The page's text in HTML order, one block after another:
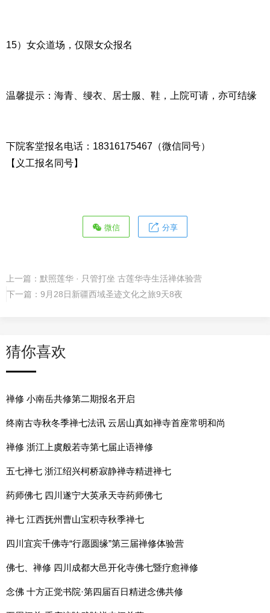
15）女众道场，仅限女众报名
温馨提示：海青、缦衣、居士服、鞋，上院可请，亦可结缘
下院客堂报名电话：18316175467（微信同号）
【义工报名同号】
微信 分享
上一篇： 默照莲华 · 只管打坐 古莲华寺生活禅体验营
下一篇： 9月28日新疆西域圣迹文化之旅9天8夜
猜你喜欢
禅修 小南岳共修第二期报名开启
终南古寺秋冬季禅七法讯 云居山真如禅寺首座常明和尚
禅修 浙江上虞般若寺第七届止语禅修
五七禅七 浙江绍兴柯桥寂静禅寺精进禅七
药师佛七 四川遂宁大英承天寺药师佛七
禅七 江西抚州曹山宝积寺秋季禅七
四川宜宾千佛寺“行愿圆缘”第三届禅修体验营
佛七、禅修 四川成都大邑开化寺佛七暨疗愈禅修
念佛 十方正觉书院·第四届百日精进念佛共修